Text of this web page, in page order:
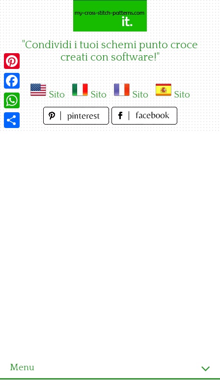
"Condividi i tuoi schemi punto croce
creati con software!"
Sito Sito Sito Sito
Menu
Pinterest
Facebook
WhatsApp